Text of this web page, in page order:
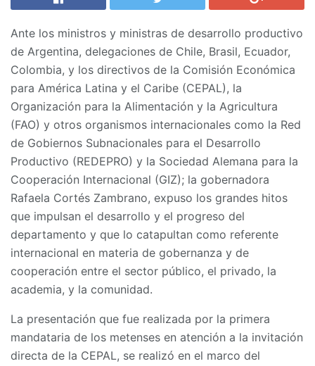
Ante los ministros y ministras de desarrollo productivo
de Argentina, delegaciones de Chile, Brasil, Ecuador,
Colombia, y los directivos de la Comisión Económica
para América Latina y el Caribe (CEPAL), la
Organización para la Alimentación y la Agricultura
(FAO) y otros organismos internacionales como la Red
de Gobiernos Subnacionales para el Desarrollo
Productivo (REDEPRO) y la Sociedad Alemana para la
Cooperación Internacional (GIZ); la gobernadora
Rafaela Cortés Zambrano, expuso los grandes hitos
que impulsan el desarrollo y el progreso del
departamento y que lo catapultan como referente
internacional en materia de gobernanza y de
cooperación entre el sector público, el privado, la
academia, y la comunidad.
La presentación que fue realizada por la primera
mandataria de los metenses en atención a la invitación
directa de la CEPAL, se realizó en el marco del